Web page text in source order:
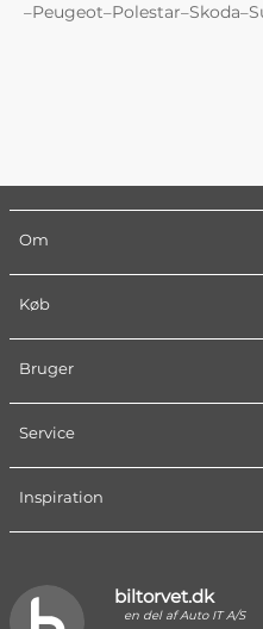
–Peugeot–Polestar–Skoda–
Om
Køb
Bruger
Service
Inspiration
biltorvet.dk
en del af Auto IT A/S